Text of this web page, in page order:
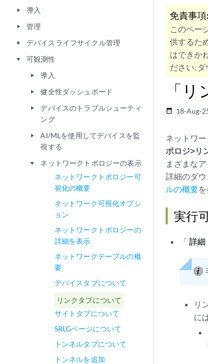
play_arrow 導入
play_arrow 管理
play_arrow デバイスライフサイクル管理
play_arrow 可観測性
play_arrow 導入
play_arrow 健全性ダッシュボード
play_arrow
デバイスのトラブルシューティ
ング
play_arrow
AI/MLを使用してデバイスを監
視する
play_arrow
ネットワークトポロジーの表示
ネットワークトポロジー可
視化の概要
ネットワーク可視化オプシ
ョン
ネットワークトポロジーの
詳細を表示
ネットワークテーブルの概
要
デバイスタブについて
リンクタブについて
サイトタブについて
SRLGページについて
トンネルタブについて
トンネルを追加
免責事項:
このペー
供するた
はできか
ださい.
「
date_range 18-Aug-
ネットワ
ポロジ>リ
まざまな
詳細のダ
ルの概要
実行
「詳細
リ
に